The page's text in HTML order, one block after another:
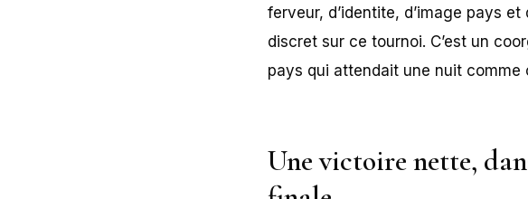
ferveur, d’identite, d’image pays
discret sur ce tournoi. C’est un
pays qui attendait une nuit
Une victoire nette,